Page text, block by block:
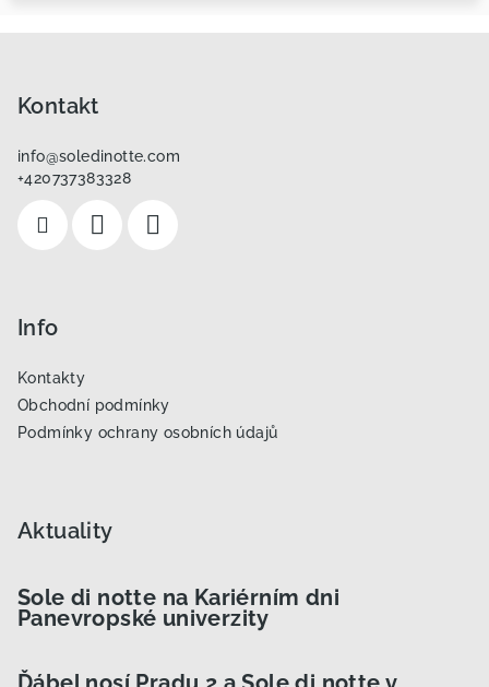
Kontakt
info@soledinotte.com
+420737383328
Info
Kontakty
Obchodní podmínky
Podmínky ochrany osobních údajů
Aktuality
Sole di notte na Kariérním dni
Panevropské univerzity